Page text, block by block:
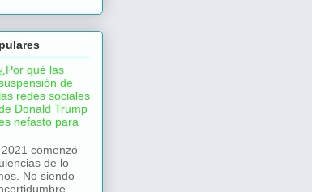
¿Por qué las
de
las redes sociales
Donald Trump
nefasto para
comenzó
de lo
No siendo